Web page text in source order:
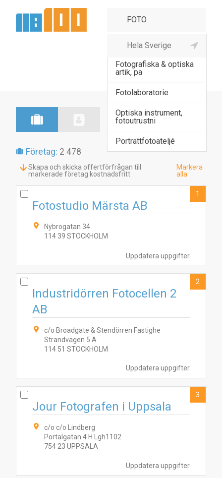
Fotoaffär
Fotografiska & optiska
artik, pa
Fotolaboratorie
Optiska instrument,
fotoutrustni
Porträttfotoateljé
Företag: 2 478
Skapa och skicka offertförfrågan till
markerade företag kostnadsfritt
Markera
alla
Uppdatera uppgifter
Fotostudio Märsta AB
Nybrogatan 34
114 39 STOCKHOLM
1
Uppdatera uppgifter
Industridörren Fotocellen 2
AB
c/o Broadgate & Stendörren Fastighe
Strandvägen 5 A
114 51 STOCKHOLM
2
Uppdatera uppgifter
Jour Fotografen i Uppsala
c/o c/o Lindberg
Portalgatan 4 H Lgh1102
754 23 UPPSALA
3